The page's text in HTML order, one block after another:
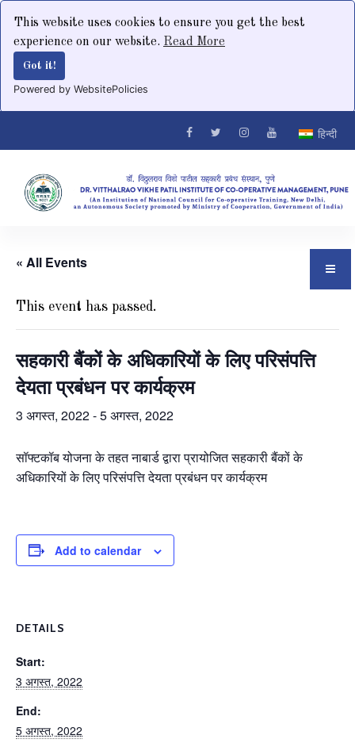
This website uses cookies to ensure you get the best
experience on our website. Read More
Got it!
Powered by WebsitePolicies
हिन्दी
« All Events
This event has passed.
सहकारी बैंकों के अधिकारियों के लिए परिसंपत्ति
देयता प्रबंधन पर कार्यक्रम
3 अगस्त, 2022-5 अगस्त, 2022
सॉफ्टकॉब योजना के तहत नाबार्ड द्वारा प्रायोजित सहकारी बैंकों के
अधिकारियों के लिए परिसंपत्ति देयता प्रबंधन पर कार्यक्रम
Add to calendar
DETAILS
Start:
3 अगस्त, 2022
End:
5 अगस्त, 2022